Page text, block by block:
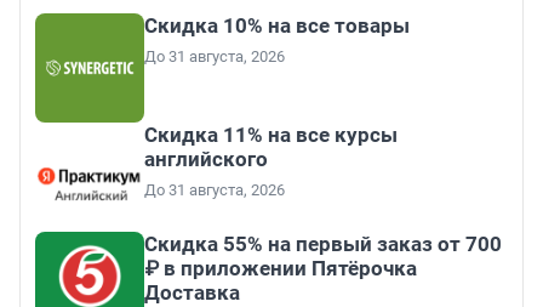
Скидка 10% на все товары
До 31 августа, 2026
Скидка 11% на все курсы
английского
До 31 августа, 2026
Скидка 55% на первый заказ от 700
₽ в приложении Пятёрочка
Доставка